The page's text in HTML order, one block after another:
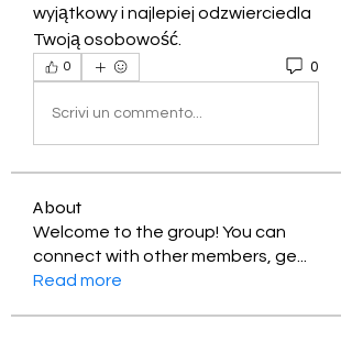
wyjątkowy i najlepiej odzwierciedla
Twoją osobowość.
0 0
Scrivi un commento...
About
Welcome to the group! You can
connect with other members, ge
Read more